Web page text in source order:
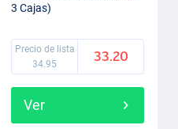
3 Cajas)
Precio de lista
34.95
33.20
Ver